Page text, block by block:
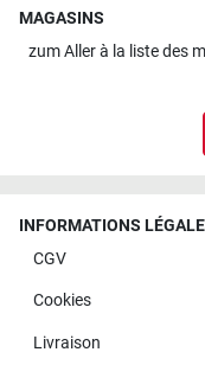
MAGASINS
zumAller à la liste des
INFORMATIONS
CGV
Cookies
Livraison